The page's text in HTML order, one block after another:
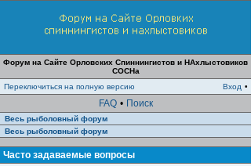
Форум на Сайте Орловских Спиннингистов и НАхлыстовиков
СОСНа
Переключиться на полную версию
Вход •
FAQ • Поиск
Весь рыболовный форум
Весь рыболовный форум
Часто задаваемые вопросы